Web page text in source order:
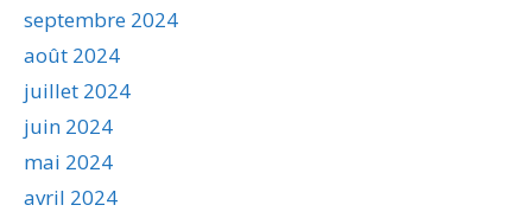
septembre 2024
août 2024
juillet 2024
juin 2024
mai 2024
avril 2024